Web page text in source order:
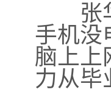
张
手机没
脑上上
力从毕